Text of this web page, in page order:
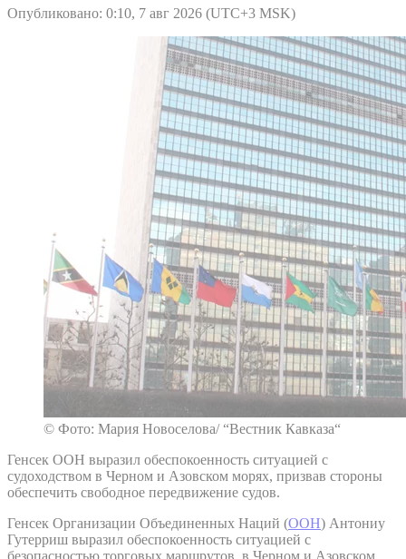
Опубликовано: 0:10, 7 авг 2026 (UTC+3 MSK)
© Фото: Мария Новоселова/ “Вестник Кавказа“
Генсек ООН выразил обеспокоенность ситуацией с
судоходством в Черном и Азовском морях, призвав стороны
обеспечить свободное передвижение судов.
Генсек Организации Объединенных Наций (ООН) Антониу
Гутерриш выразил обеспокоенность ситуацией с
безопасностью торговых маршрутов в Черном и Азовском